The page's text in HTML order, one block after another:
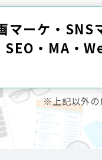
マーケ・
SEO・MA・
※上記以外の